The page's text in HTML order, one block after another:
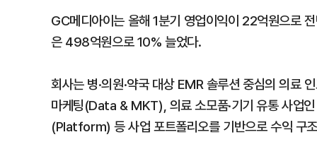
GC메디아이는 올해 1분기 영업이익이 22억원으로
은 498억원으로 10% 늘었다.
회사는 병·의원·약국 대상 EMR 솔루션 중심의 의
마케팅(Data & MKT), 의료 소모품·기기 유통 사업
(Platform) 등 사업 포트폴리오를 기반으로 수익 구